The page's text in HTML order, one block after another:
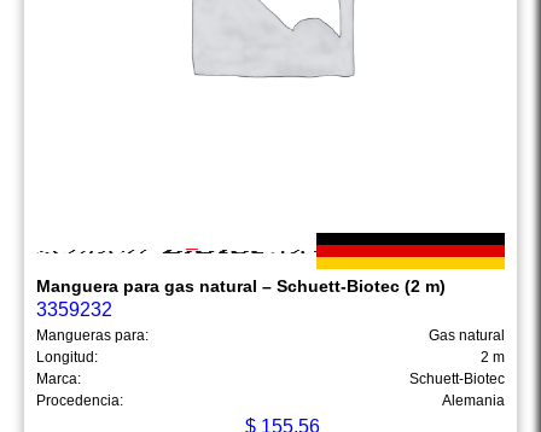
Manguera para gas natural – Schuett-Biotec (2 m)
3359232
Mangueras para:
Gas natural
Longitud:
2 m
Marca:
Schuett-Biotec
Procedencia:
Alemania
$ 155.56